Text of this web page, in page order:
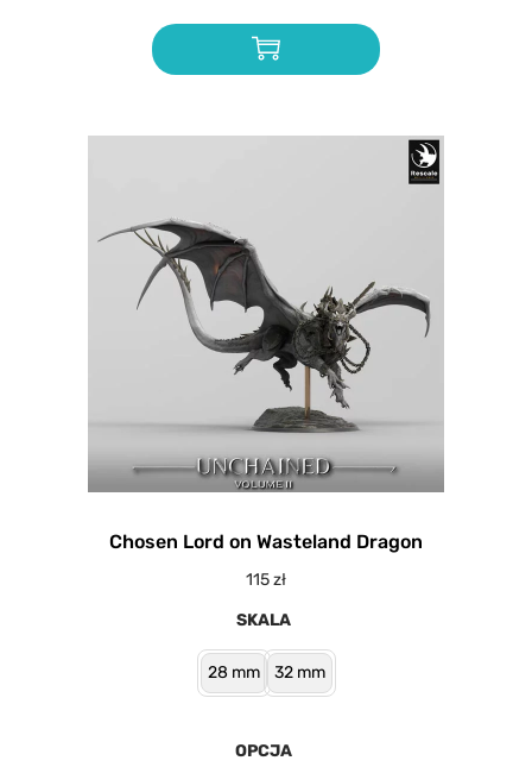
Chosen Lord on Wasteland Dragon
115zł
SKALA
28 mm 32 mm
OPCJA